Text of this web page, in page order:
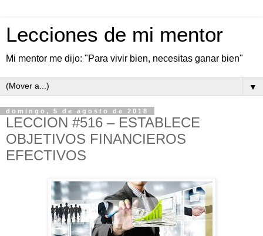
Lecciones de mi mentor
Mi mentor me dijo: "Para vivir bien, necesitas ganar bien"
▼
domingo, 5 de agosto de 2018
LECCION #516 – ESTABLECE
OBJETIVOS FINANCIEROS
EFECTIVOS